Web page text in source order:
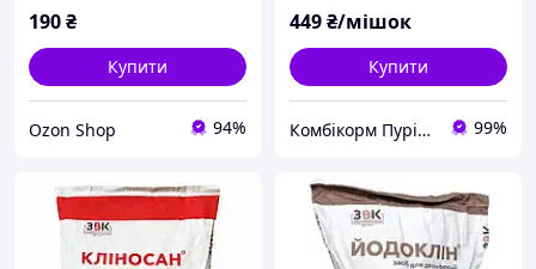
190₴
Купити
Ozon Shop 94%
449₴/мішок
Купити
Комбікорм Пуріна 99%